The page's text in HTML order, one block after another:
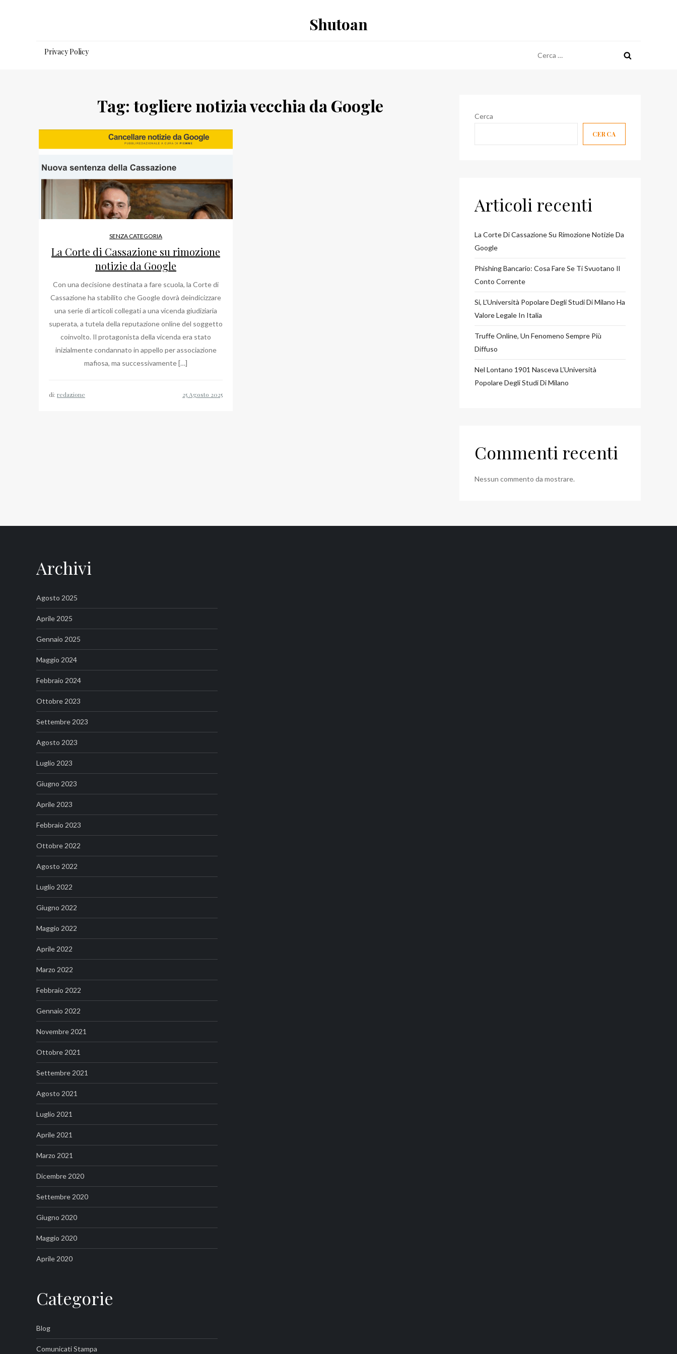
Shutoan
Privacy Policy
per:
Tag: togliere notizia vecchia da Google
SENZA CATEGORIA
La Corte di Cassazione su rimozione
notizie da Google
Con una decisione destinata a fare scuola, la Corte di
Cassazione ha stabilito che Google dovrà deindicizzare
una serie di articoli collegati a una vicenda giudiziaria
superata, a tutela della reputazione online del soggetto
coinvolto. Il protagonista della vicenda era stato
inizialmente condannato in appello per associazione
mafiosa, ma successivamente […]
di: redazione
Cerca
CERCA
Articoli recenti
La Corte Di Cassazione Su Rimozione Notizie Da
Google
Phishing Bancario: Cosa Fare Se Ti Svuotano Il
Conto Corrente
Si, L’Università Popolare Degli Studi Di Milano Ha
Valore Legale In Italia
Truffe Online, Un Fenomeno Sempre Più
Diffuso
Nel Lontano 1901 Nasceva L’Università
Popolare Degli Studi Di Milano
Commenti recenti
Nessun commento da mostrare.
Archivi
Agosto 2025
Aprile 2025
Gennaio 2025
Maggio 2024
Febbraio 2024
Ottobre 2023
Settembre 2023
Agosto 2023
Luglio 2023
Giugno 2023
Aprile 2023
Febbraio 2023
Ottobre 2022
Agosto 2022
Luglio 2022
Giugno 2022
Maggio 2022
Aprile 2022
Marzo 2022
Febbraio 2022
Gennaio 2022
Novembre 2021
Ottobre 2021
Settembre 2021
Agosto 2021
Luglio 2021
Aprile 2021
Marzo 2021
Dicembre 2020
Settembre 2020
Giugno 2020
Maggio 2020
Aprile 2020
Categorie
Blog
Comunicati Stampa